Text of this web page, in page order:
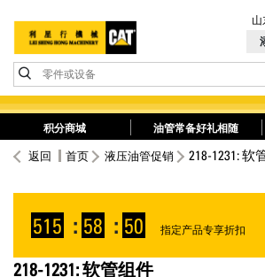
零件或设备
山
积分商城 油管常备好礼相随
返回 首页 液压油管促销 218-1231: 软
515 : 58 : 50 指定产品专享折扣
218-1231: 软管组件